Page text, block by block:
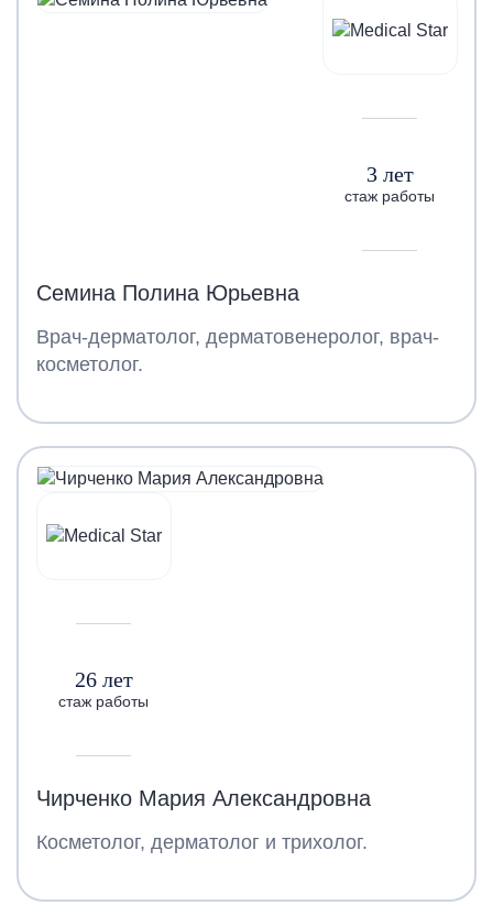
3 лет
стаж работы
Семина Полина Юрьевна
Врач-дерматолог, дерматовенеролог, врач-
косметолог.
26 лет
стаж работы
Чирченко Мария Александровна
Косметолог, дерматолог и трихолог.